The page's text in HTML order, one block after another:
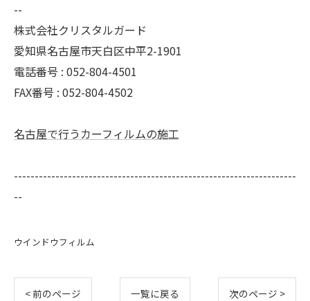
--
株式会社クリスタルガード
愛知県名古屋市天白区中平2-1901
電話番号 : 052-804-4501
FAX番号 : 052-804-4502
名古屋で行うカーフィルムの施工
--------------------------------------------------------------------
--
ウインドウフィルム
< 前のページ 一覧に戻る 次のページ >